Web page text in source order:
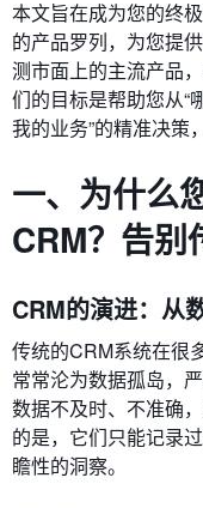
本文旨在成为您的终
的产品罗列，为您提
测市面上的主流产品
们的目标是帮助您从“
我的业务”的精准决策
一、为什么
CRM？告别
CRM的演进：从
传统的CRM系统在很
常常沦为数据孤岛，
数据不及时、不准确
的是，它们只能记录
瞻性的洞察。